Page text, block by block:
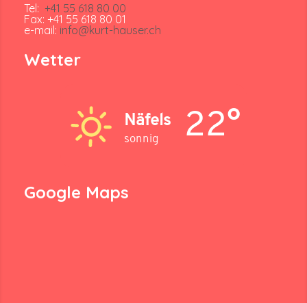
Tel: +41 55 618 80 00
Fax: +41 55 618 80 01
e-mail: info@kurt-hauser.ch
Wetter
Näfels
sonnig 22°
Google Maps